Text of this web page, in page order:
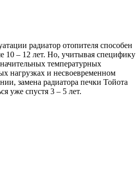
радиатор отопителя способен
10 – 12 лет. Но, учитывая специфику
температурных
нагрузках и несвоевременном
замена радиатора печки Тойота
уже спустя 3 – 5 лет.